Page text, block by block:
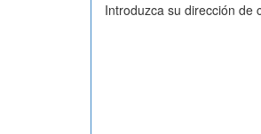
Introduzca su dirección de